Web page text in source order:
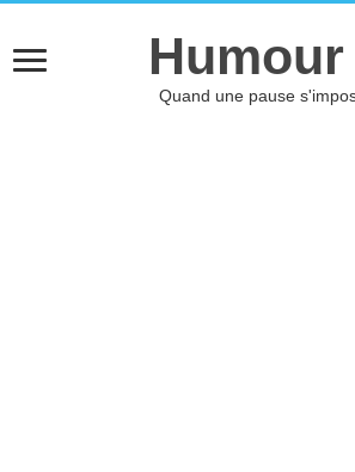
Humour
Quand une pause